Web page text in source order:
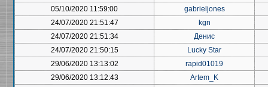
05/10/2020 11:59:00
gabrieljones
24/07/2020 21:51:47
kgn
24/07/2020 21:51:34
Денис
24/07/2020 21:50:15
Lucky Star
29/06/2020 13:13:02
rapid01019
29/06/2020 13:12:43
Artem_K